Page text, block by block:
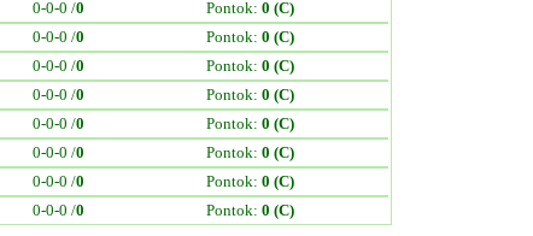
0-0-0 /0 Pontok: 0 (C)
0-0-0 /0 Pontok: 0 (C)
0-0-0 /0 Pontok: 0 (C)
0-0-0 /0 Pontok: 0 (C)
0-0-0 /0 Pontok: 0 (C)
0-0-0 /0 Pontok: 0 (C)
0-0-0 /0 Pontok: 0 (C)
0-0-0 /0 Pontok: 0 (C)